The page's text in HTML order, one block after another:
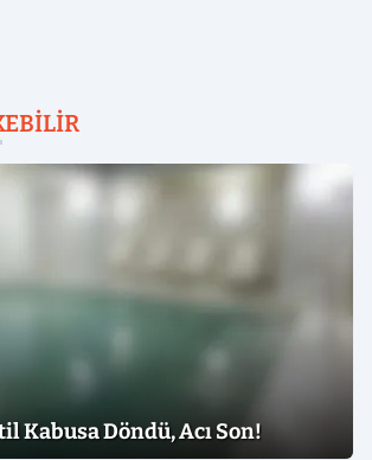
Kabusa Döndü, Acı Son!